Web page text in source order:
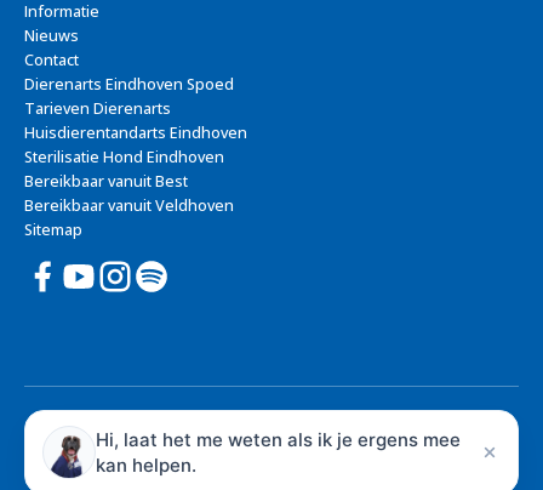
Informatie
Nieuws
Contact
Dierenarts Eindhoven Spoed
Tarieven Dierenarts
Huisdierentandarts Eindhoven
Sterilisatie Hond Eindhoven
Bereikbaar vanuit Best
Bereikbaar vanuit Veldhoven
Sitemap
© 2026 Dierenziekenhuis Eindhoven - Dierenarts Eindhoven
Privacy
Algemene voorwaarden
Hi, laat het me weten als ik je ergens mee
kan helpen.